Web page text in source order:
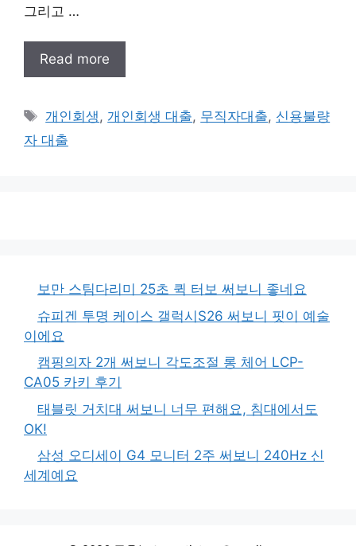
그리고 …
Read more
태
그
개인회생, 개인회생 대출, 무직자대출, 신용불량
자 대출
보만 스팀다리미 25초 퀵 터보 써보니 좋네요
슈피겐 투명 케이스 갤럭시S26 써보니 핏이 예술
이에요
캠핑의자 2개 써보니 각도조절 롱 체어 LCP-
CA05 카키 후기
태블릿 거치대 써보니 너무 편해요, 침대에서도
OK!
삼성 오디세이 G4 모니터 2주 써보니 240Hz 신
세계예요